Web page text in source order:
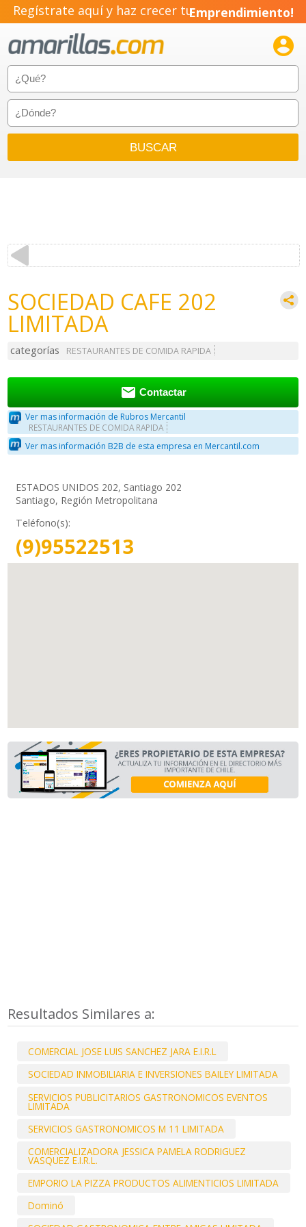
Regístrate aquí y haz crecer tuEmprendimiento!

SOCIEDAD CAFE 202
LIMITADA
categorías RESTAURANTES DE COMIDA RAPIDA
 Contactar
Ver mas información de Rubros Mercantil
RESTAURANTES DE COMIDA RAPIDA
Ver mas información B2B de esta empresa en Mercantil.com
ESTADOS UNIDOS 202, Santiago 202
Santiago, Región Metropolitana
Teléfono(s):
(9)95522513
Resultados Similares a:
COMERCIAL JOSE LUIS SANCHEZ JARA E.I.R.L
SOCIEDAD INMOBILIARIA E INVERSIONES BAILEY LIMITADA
SERVICIOS PUBLICITARIOS GASTRONOMICOS EVENTOS
LIMITADA
SERVICIOS GASTRONOMICOS M 11 LIMITADA
COMERCIALIZADORA JESSICA PAMELA RODRIGUEZ
VASQUEZ E.I.R.L.
EMPORIO LA PIZZA PRODUCTOS ALIMENTICIOS LIMITADA
Dominó